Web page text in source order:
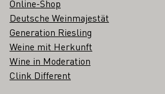
Online-Shop
Deutsche Weinmajestät
Generation Riesling
Weine mit Herkunft
Wine in Moderation
Clink Different